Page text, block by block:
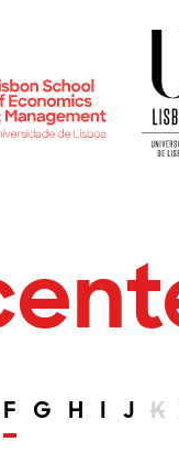
F G H I J K